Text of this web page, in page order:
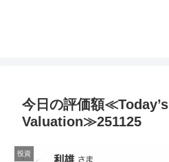
今日の評価額≪Today’s
Valuation≫251125
投資